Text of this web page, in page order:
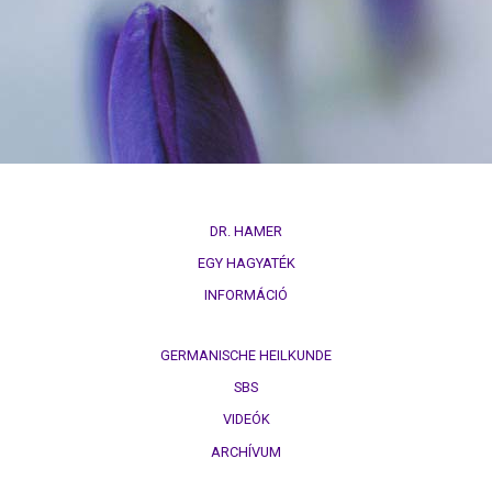
természettörvény
természettörvény
DR. HAMER
EGY HAGYATÉK
INFORMÁCIÓ
GERMANISCHE HEILKUNDE
SBS
VIDEÓK
ARCHÍVUM